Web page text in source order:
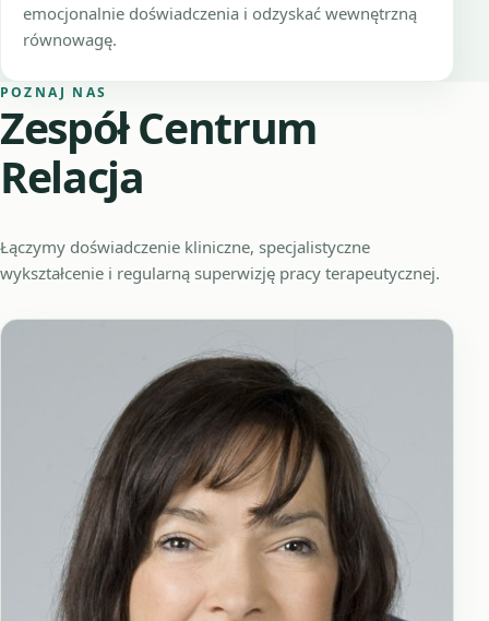
emocjonalnie doświadczenia i odzyskać wewnętrzną
równowagę.
POZNAJ NAS
Zespół Centrum
Relacja
Łączymy doświadczenie kliniczne, specjalistyczne
wykształcenie i regularną superwizję pracy terapeutycznej.